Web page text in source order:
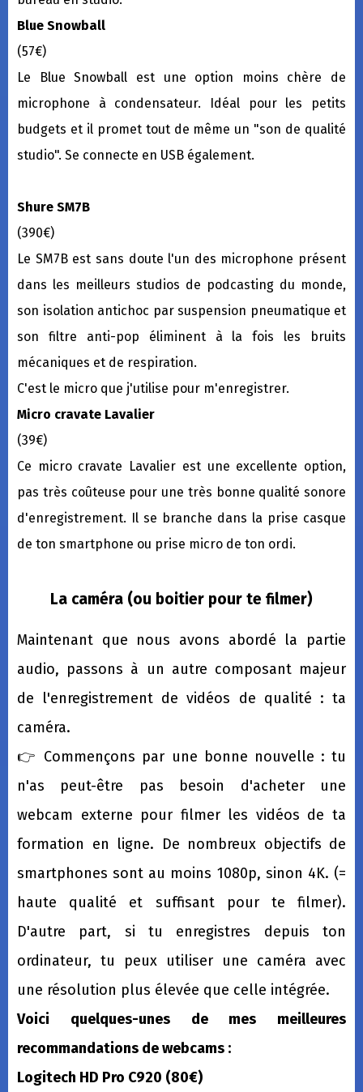
Blue Snowball
(57€)
Le Blue Snowball est une option moins chère de
microphone à condensateur. Idéal pour les petits
budgets et il promet tout de même un "son de qualité
studio". Se connecte en USB également.
Shure SM7B
(390€)
Le SM7B est sans doute l'un des microphone présent
dans les meilleurs studios de podcasting du monde,
son isolation antichoc par suspension pneumatique et
son filtre anti-pop éliminent à la fois les bruits
mécaniques et de respiration.
C'est le micro que j'utilise pour m'enregistrer.
Micro cravate Lavalier
(39€)
Ce micro cravate Lavalier est une excellente option,
pas très coûteuse pour une très bonne qualité sonore
d'enregistrement. Il se branche dans la prise casque
de ton smartphone ou prise micro de ton ordi.
La caméra (ou boitier pour te filmer)
Maintenant que nous avons abordé la partie
audio, passons à un autre composant majeur
de l'enregistrement de vidéos de qualité : ta
caméra.
👉 Commençons par une bonne nouvelle : tu
n'as peut-être pas besoin d'acheter une
webcam externe pour filmer les vidéos de ta
formation en ligne. De nombreux objectifs de
smartphones sont au moins 1080p, sinon 4K. (=
haute qualité et suffisant pour te filmer).
D'autre part, si tu enregistres depuis ton
ordinateur, tu peux utiliser une caméra avec
une résolution plus élevée que celle intégrée.
Voici quelques-unes de mes meilleures
recommandations de webcams :
Logitech HD Pro C920 (80€)